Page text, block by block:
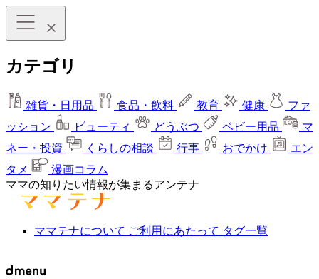
カテゴリ
雑貨・日用品 食品・飲料 教育 健康
ファ
ッション
ビューティ どうぶつ ベビー用品
マ
ネー・投資
くらしの相談 行事 おでかけ
エン
タメ
漫画コラム
ママの知りたい情報が集まるアンテナ
ママテナについて ご利用にあたって タグ一覧